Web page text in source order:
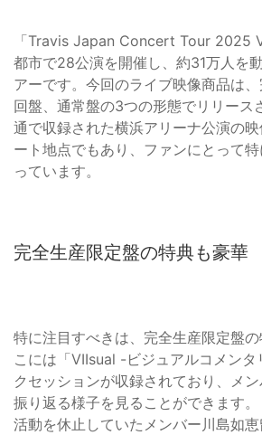
「Travis Japan Concert Tour 2025
都市で28公演を開催し、約31万人を
アーです。今回のライブ映像商品は
回盤、通常盤の3つの形態でリリース
通で収録された横浜アリーナ公演の
ート地点でもあり、ファンにとって
っています。
完全生産限定盤の特典も豪華
特に注目すべきは、完全生産限定盤
こには「VIIsual -ビジュアルコメン
クセッションが収録されており、メ
振り返る様子を見ることができます
活動を休止していたメンバー川島如